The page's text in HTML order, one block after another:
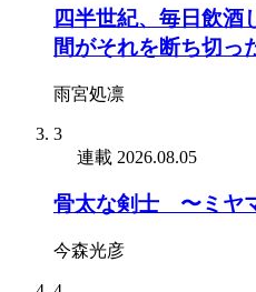
四半世紀、毎日飲酒
間がそれを断ち切っ
雨宮処凛
3
連載 2026.08.05
骨太な剣士 〜ミヤ
今森光彦